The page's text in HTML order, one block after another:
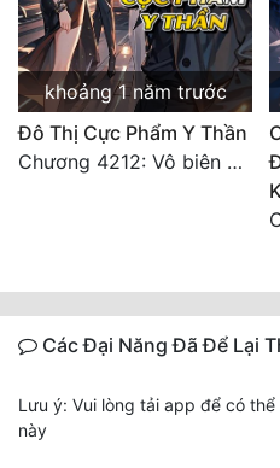
khoảng 1 năm trước
Đô Thị Cực Phẩm Y Thần
Chương 4212: Vô biên hắc ám
Các Đại Năng Đã Để Lại
Lưu ý: Vui lòng tải app để có
này